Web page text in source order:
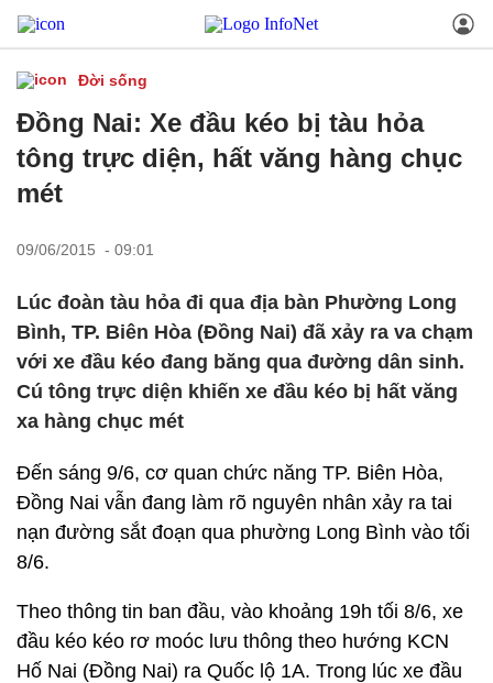
Đời sống
Đồng Nai: Xe đầu kéo bị tàu hỏa
tông trực diện, hất văng hàng chục
mét
09/06/2015 - 09:01
Lúc đoàn tàu hỏa đi qua địa bàn Phường Long
Bình, TP. Biên Hòa (Đồng Nai) đã xảy ra va chạm
với xe đầu kéo đang băng qua đường dân sinh.
Cú tông trực diện khiến xe đầu kéo bị hất văng
xa hàng chục mét
Đến sáng 9/6, cơ quan chức năng TP. Biên Hòa,
Đồng Nai vẫn đang làm rõ nguyên nhân xảy ra tai
nạn đường sắt đoạn qua phường Long Bình vào tối
8/6.
Theo thông tin ban đầu, vào khoảng 19h tối 8/6, xe
đầu kéo kéo rơ moóc lưu thông theo hướng KCN
Hố Nai (Đồng Nai) ra Quốc lộ 1A. Trong lúc xe đầu